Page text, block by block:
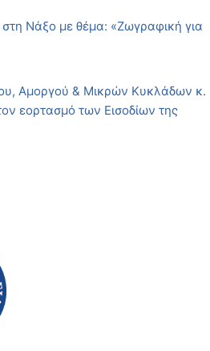
Νάξο με θέμα: «Ζωγραφική για
Αμοργού & Μικρών Κυκλάδων κ.
εορτασμό των Εισοδίων της